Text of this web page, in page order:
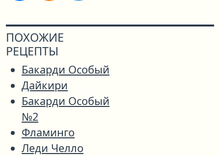
ПОХОЖИЕ
РЕЦЕПТЫ
Бакарди Особый
Дайкири
Бакарди Особый
№2
Фламинго
Леди Челло